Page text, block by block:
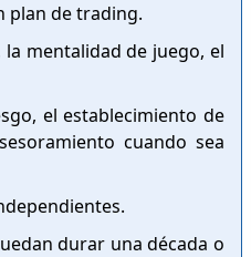
plan de trading.
mentalidad de juego, el
el establecimiento de
cuando sea
durar una década o